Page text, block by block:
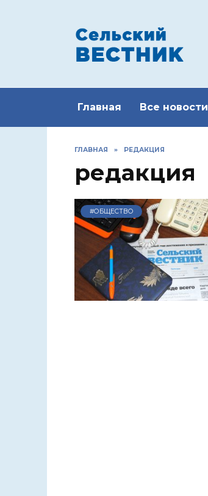
Главная Все новости
ГЛАВНАЯ » РЕДАКЦИЯ
редакция
#ОБЩЕСТВО